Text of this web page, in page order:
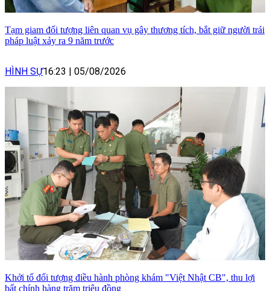
Tạm giam đối tượng liên quan vụ gây thương tích, bắt giữ người trái
pháp luật xảy ra 9 năm trước
HÌNH SỰ16:23 05/08/2026
Khởi tố đối tượng điều hành phòng khám "Việt Nhật CB", thu lợi
bất chính hàng trăm triệu đồng